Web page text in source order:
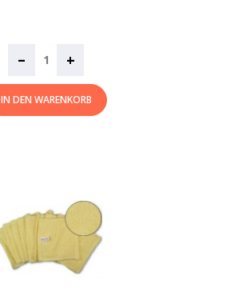
– +
IN DEN WARENKORB